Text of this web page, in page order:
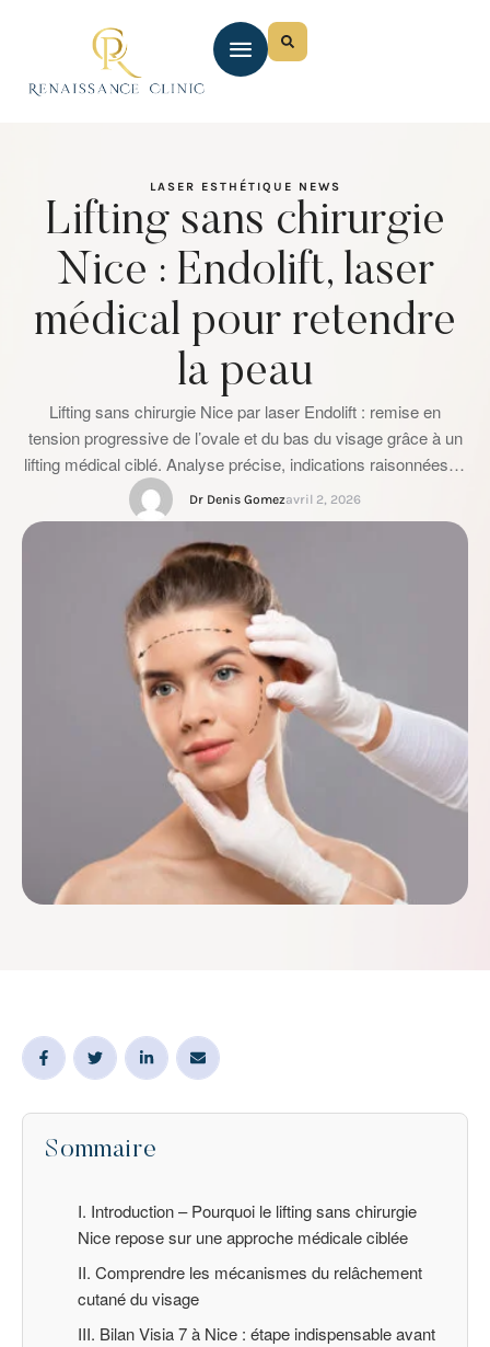
LASER ESTHÉTIQUE NEWS
Lifting sans chirurgie
Nice : Endolift, laser
médical pour retendre
la peau
Lifting sans chirurgie Nice par laser Endolift : remise en
tension progressive de l’ovale et du bas du visage grâce à un
lifting médical ciblé. Analyse précise, indications raisonnées et
résultats naturels à Renaissance Clinic.
Dr Denis Gomezavril 2, 2026
Sommaire
I. Introduction – Pourquoi le lifting sans chirurgie
Nice repose sur une approche médicale ciblée
II. Comprendre les mécanismes du relâchement
cutané du visage
III. Bilan Visia 7 à Nice : étape indispensable avant